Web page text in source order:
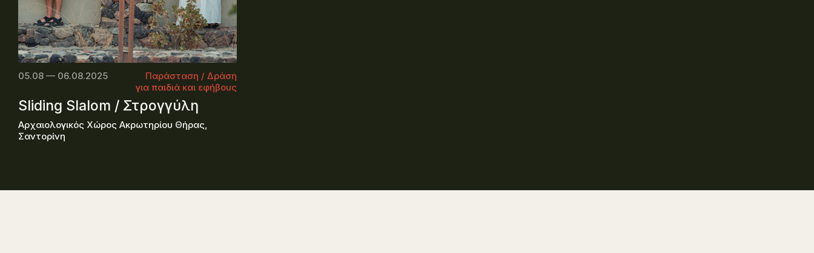
05.08 — 06.08.2025
Παράσταση / Δράση
για παιδιά και εφήβους
Sliding Slalom / Στρογγύλη
Αρχαιολογικός Χώρος Ακρωτηρίου Θήρας,
Σαντορίνη